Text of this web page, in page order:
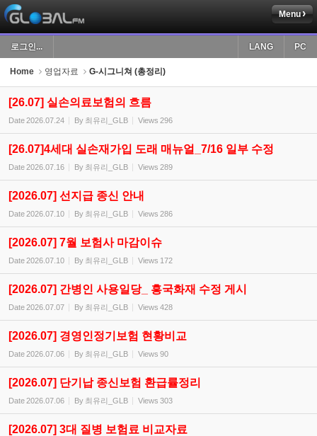
Menu
로그인... PC
LANG
Home 영업자료 G-시그니쳐 (총정리)
[26.07] 실손의료보험의 흐름
Date2026.07.24 By 최유리_GLB Views 296
[26.07]4세대 실손재가입 도래 매뉴얼_7/16 일부 수정
Date2026.07.16 By 최유리_GLB Views 289
[2026.07] 선지급 종신 안내
Date2026.07.10 By 최유리_GLB Views 286
[2026.07] 7월 보험사 마감이슈
Date2026.07.10 By 최유리_GLB Views 172
[2026.07] 간병인 사용일당_ 흥국화재 수정 게시
Date2026.07.07 By 최유리_GLB Views 428
[2026.07] 경영인정기보험 현황비교
Date2026.07.06 By 최유리_GLB Views 90
[2026.07] 단기납 종신보험 환급률정리
Date2026.07.06 By 최유리_GLB Views 303
[2026.07] 3대 질병 보험료 비교자료
Sketchbook5, 스케치북5
Sketchbook5, 스케치북5